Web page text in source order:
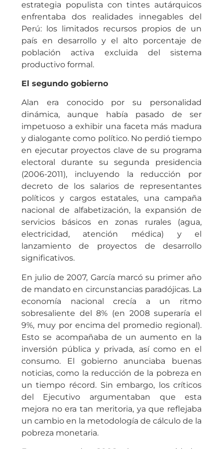
estrategia populista con tintes autárquicos
enfrentaba dos realidades innegables del
Perú: los limitados recursos propios de un
país en desarrollo y el alto porcentaje de
población activa excluida del sistema
productivo formal.
El segundo gobierno
Alan era conocido por su personalidad
dinámica, aunque había pasado de ser
impetuoso a exhibir una faceta más madura
y dialogante como político. No perdió tiempo
en ejecutar proyectos clave de su programa
electoral durante su segunda presidencia
(2006-2011), incluyendo la reducción por
decreto de los salarios de representantes
políticos y cargos estatales, una campaña
nacional de alfabetización, la expansión de
servicios básicos en zonas rurales (agua,
electricidad, atención médica) y el
lanzamiento de proyectos de desarrollo
significativos.
En julio de 2007, García marcó su primer año
de mandato en circunstancias paradójicas. La
economía nacional crecía a un ritmo
sobresaliente del 8% (en 2008 superaría el
9%, muy por encima del promedio regional).
Esto se acompañaba de un aumento en la
inversión pública y privada, así como en el
consumo. El gobierno anunciaba buenas
noticias, como la reducción de la pobreza en
un tiempo récord. Sin embargo, los críticos
del Ejecutivo argumentaban que esta
mejora no era tan meritoria, ya que reflejaba
un cambio en la metodología de cálculo de la
pobreza monetaria.